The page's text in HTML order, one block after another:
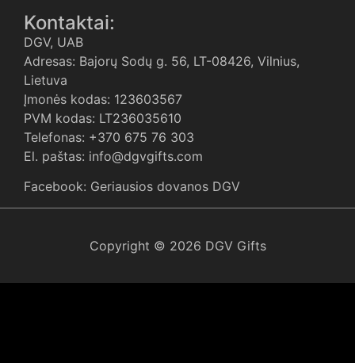
Kontaktai:
DGV, UAB
Adresas: Bajorų Sodų g. 56, LT-08426, Vilnius,
Lietuva
Įmonės kodas: 123603567
PVM kodas: LT236035610
Telefonas: +370 675 76 303
El. paštas: info@dgvgifts.com
Facebook: Geriausios dovanos DGV
Copyright © 2026 DGV Gifts